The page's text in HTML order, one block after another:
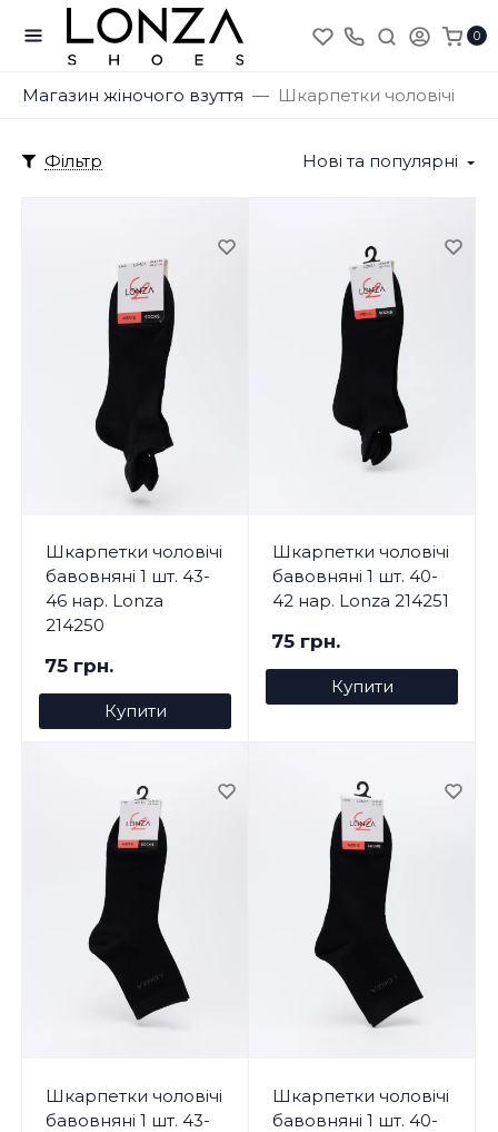
0
Магазин жіночого взуття Шкарпетки чоловічі
Фільтр Нові та популярні
Шкарпетки чоловічі
бавовняні 1 шт. 43-
46 нар. Lonza
214250
75 грн.
Купити
Шкарпетки чоловічі
бавовняні 1 шт. 40-
42 нар. Lonza 214251
75 грн.
Купити
Шкарпетки чоловічі
бавовняні 1 шт. 43-
Шкарпетки чоловічі
бавовняні 1 шт. 40-